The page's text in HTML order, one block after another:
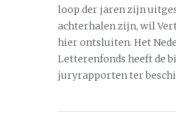
loop der jaren zijn
achterhalen zijn, wil
hier ontsluiten. Het
Letterenfonds heeft de
juryrapporten ter